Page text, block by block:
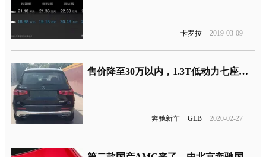
卡罗拉 2019-03-09
售价降至30万以内，1.3T低动力七座奔驰SUV将上市
奔驰新车 GLB 2020-02-27